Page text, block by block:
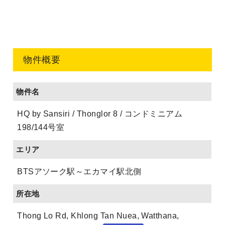
物件概要
物件名
HQ by Sansiri / Thonglor 8 / コンドミニアム
198/144号室
エリア
BTSアソーク駅～エカマイ駅北側
所在地
Thong Lo Rd, Khlong Tan Nuea, Watthana,